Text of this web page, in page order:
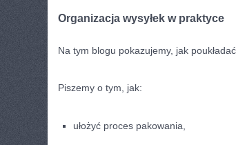
Organizacja wysyłek w praktyce
Na tym blogu pokazujemy, jak
Piszemy o tym, jak:
ułożyć proces pakowania,